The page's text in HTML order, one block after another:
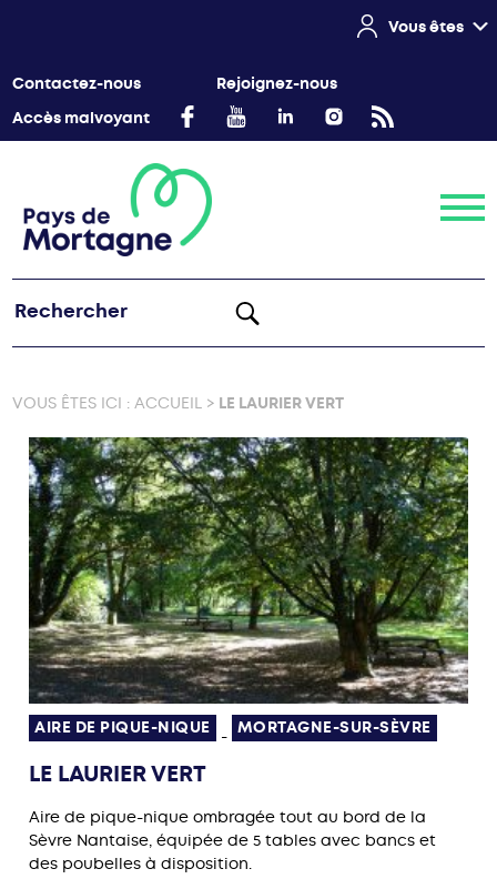
Vous êtes
Contactez-nous
Rejoignez-nous
Accès malvoyant
Menu
VOUS ÊTES ICI :ACCUEIL > LE LAURIER VERT
AIRE DE PIQUE-NIQUE - MORTAGNE-SUR-SÈVRE
LE LAURIER VERT
Aire de pique-nique ombragée tout au bord de la
Sèvre Nantaise, équipée de 5 tables avec bancs et
des poubelles à disposition.